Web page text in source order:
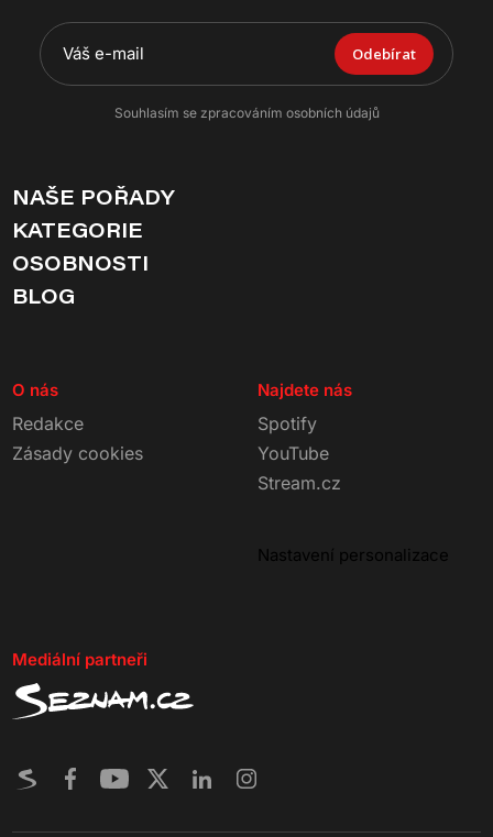
Odebírat
Souhlasím se zpracováním osobních údajů
NAŠE POŘADY
KATEGORIE
OSOBNOSTI
BLOG
O nás
Redakce
Zásady cookies
Najdete nás
Spotify
YouTube
Stream.cz
Nastavení personalizace
Mediální partneři